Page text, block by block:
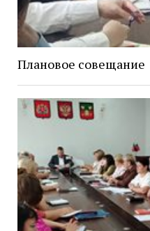
Плановое совещание